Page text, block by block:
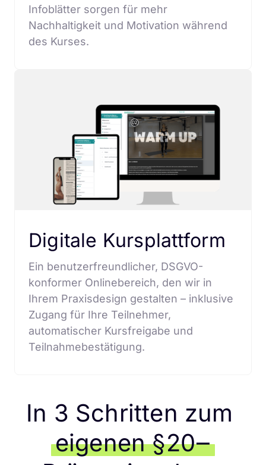
Infoblätter sorgen für mehr
Nachhaltigkeit und Motivation während
des Kurses.
Digitale Kursplattform
Ein benutzerfreundlicher, DSGVO-
konformer Onlinebereich, den wir in
Ihrem Praxisdesign gestalten – inklusive
Zugang für Ihre Teilnehmer,
automatischer Kursfreigabe und
Teilnahmebestätigung.
eigenen §20‒